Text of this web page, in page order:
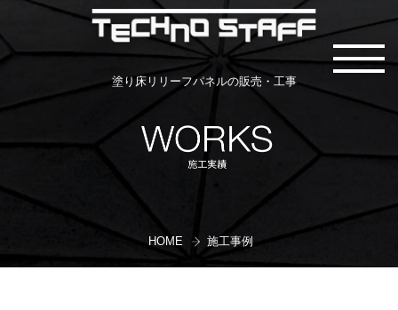
塗り床リリーフパネルの販売・工事
HOME 施工事例